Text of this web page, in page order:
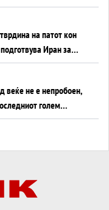
енергетски
на патот кон
Иран за
инвазија
веќе не е непробоен,
голем